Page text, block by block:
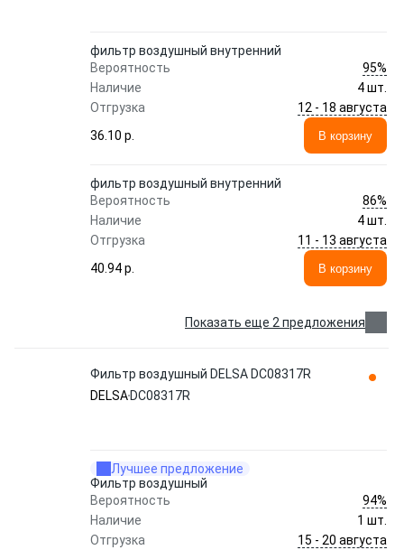
фильтр воздушный внутренний
Вероятность
95%
Наличие
4 шт.
Отгрузка
12 - 18 августа
36.10 p.
В корзину
фильтр воздушный внутренний
Вероятность
86%
Наличие
4 шт.
Отгрузка
11 - 13 августа
40.94 p.
В корзину
Показать еще 2 предложения
Фильтр воздушный DELSA DC08317R
DELSA DC08317R
Лучшее предложение
Фильтр воздушный
Вероятность
94%
Наличие
1 шт.
Отгрузка
15 - 20 августа